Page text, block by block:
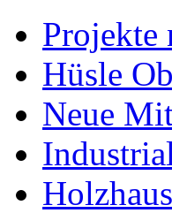
Projekte
Hüsle
Neue